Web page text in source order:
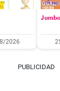
2026
PUBLICIDAD